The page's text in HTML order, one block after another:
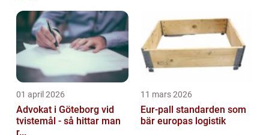
01 april 2026
Advokat i Göteborg vid
tvistemål - så hittar man
r...
11 mars 2026
Eur-pall standarden som
bär europas logistik